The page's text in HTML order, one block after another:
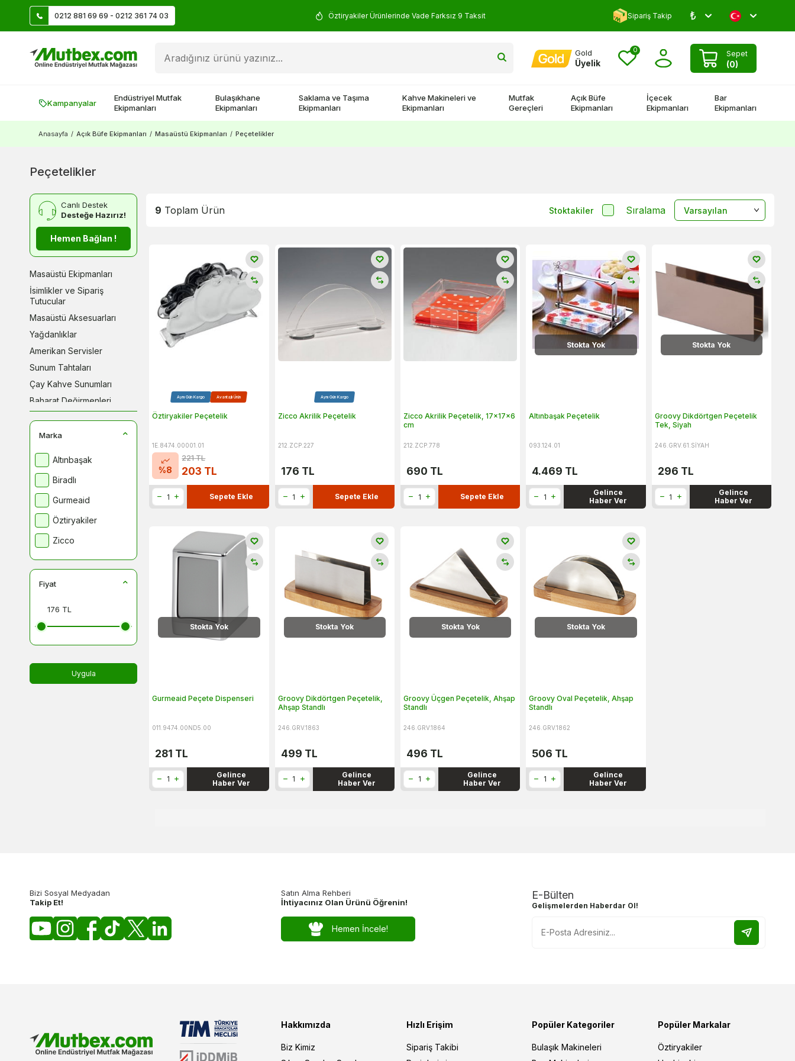
0212 881 69 69 - 0212 361 74 03
Öztiryakiler Ürünlerinde Vade Farksız 9 Taksit Yorum Yap 500 TL Kazan! 5000 TL Üstü Kargo Bedava!
Sipariş Takip ₺
Gold
Üyelik
0 Sepet
(0)
Kampanyalar
Endüstriyel Mutfak
Ekipmanları
Bulaşıkhane
Ekipmanları
Saklama ve Taşıma
Ekipmanları
Kahve Makineleri ve
Ekipmanları
Mutfak
Gereçleri
Açık Büfe
Ekipmanları
İçecek
Ekipmanları
Bar
Ekipmanları
Anasayfa / Açık Büfe Ekipmanları / Masaüstü Ekipmanları / Peçetelikler
Peçetelikler
Canlı Destek
Desteğe Hazırız!
Hemen Bağlan !
Masaüstü Ekipmanları
İsimlikler ve Sipariş
Tutucular
Masaüstü Aksesuarları
Yağdanlıklar
Amerikan Servisler
Sunum Tahtaları
Çay Kahve Sunumları
Baharat Değirmenleri
Şekerlikler
Peçetelikler
Tabaklar
Marka
Altınbaşak
Biradlı
Gurmeaid
Öztiryakiler
Zicco
Fiyat
Uygula
9 Toplam Ürün Stoktakiler Sıralama
Aynı Gün Kargo Avantajlı Ürün
Öztiryakiler Peçetelik
1E.8474.00001.01
%8
221TL
203 TL
Sepete Ekle
Aynı Gün Kargo
Zicco Akrilik Peçetelik
212.ZCP.227
176 TL
Sepete Ekle
Zicco Akrilik Peçetelik, 17x17x6
cm
212.ZCP.778
690 TL
Sepete Ekle
Stokta Yok
Altınbaşak Peçetelik
093.124.01
4.469 TL
Gelince
Haber Ver
Stokta Yok
Groovy Dikdörtgen Peçetelik
Tek, Siyah
246.GRV.61.SİYAH
296 TL
Gelince
Haber Ver
Stokta Yok
Gurmeaid Peçete Dispenseri
011.9474.00ND5.00
281 TL
Gelince
Haber Ver
Stokta Yok
Groovy Dikdörtgen Peçetelik,
Ahşap Standlı
246.GRV.1863
499 TL
Gelince
Haber Ver
Stokta Yok
Groovy Üçgen Peçetelik, Ahşap
Standlı
246.GRV.1864
496 TL
Gelince
Haber Ver
Stokta Yok
Groovy Oval Peçetelik, Ahşap
Standlı
246.GRV.1862
506 TL
Gelince
Haber Ver
Bizi Sosyal Medyadan
Takip Et!
Satın Alma Rehberi
İhtiyacınız Olan Ürünü Öğrenin!
Hemen İncele!
E-Bülten
Gelişmelerden Haberdar Ol!
Hakkımızda
Biz Kimiz
Hızlı Erişim
Sipariş Takibi
Popüler Kategoriler
Bulaşık Makineleri
Popüler Markalar
Öztiryakiler